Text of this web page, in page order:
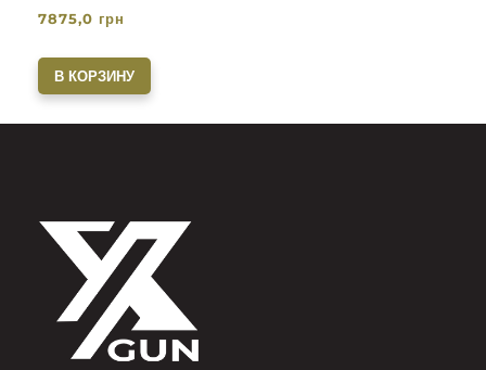
7875,0 грн
В КОРЗИНУ